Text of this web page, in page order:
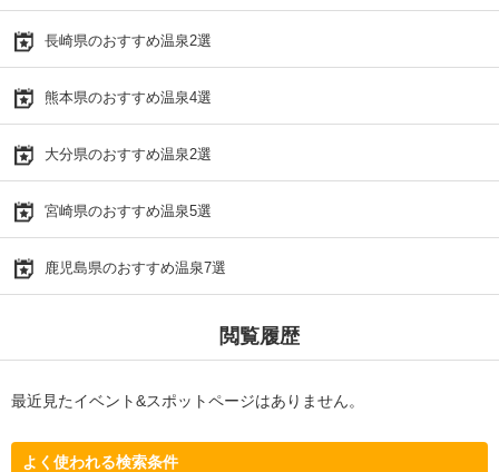
長崎県のおすすめ温泉2選
熊本県のおすすめ温泉4選
大分県のおすすめ温泉2選
宮崎県のおすすめ温泉5選
鹿児島県のおすすめ温泉7選
閲覧履歴
最近見たイベント&スポットページはありません。
よく使われる検索条件